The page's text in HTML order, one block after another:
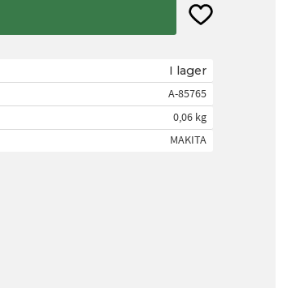
Lägg till i
I lager
A-85765
0,06 kg
MAKITA